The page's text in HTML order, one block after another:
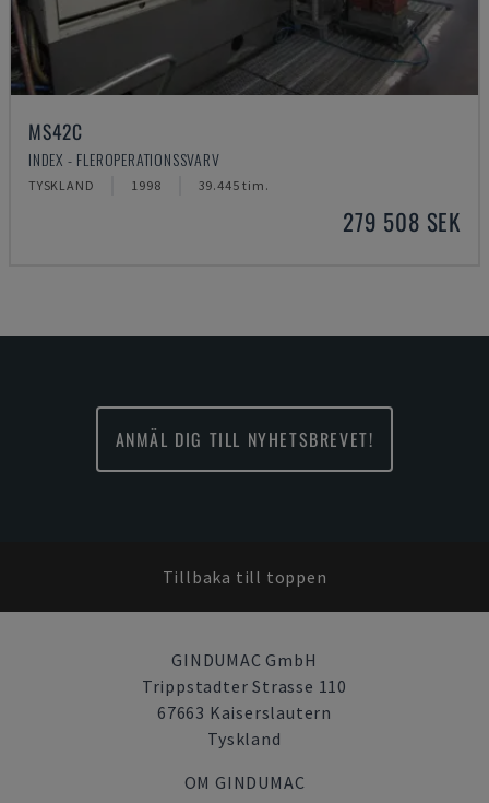
MS42C
INDEX - FLEROPERATIONSSVARV
TYSKLAND 1998 39.445 tim.
279 508 SEK
ANMÄL DIG TILL NYHETSBREVET!
Tillbaka till toppen
GINDUMAC GmbH
Trippstadter Strasse 110
67663 Kaiserslautern
Tyskland
OM GINDUMAC